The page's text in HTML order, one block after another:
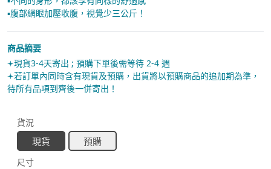
▪︎腹部網眼加壓收腹，視覺少三公斤！
商品摘要
𖥔現貨3-4天寄出 ; 預購下單後需等待 2-4 週
𖥔若訂單內同時含有現貨及預購，出貨將以預購商品的追加期為準，
待所有品項到齊後一併寄出！
貨況
現貨 預購
尺寸